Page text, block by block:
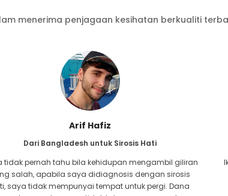
menerima penjagaan kesihatan berkualiti
Arif Hafiz
Dari Bangladesh untuk Sirosis Hati
tidak pernah tahu bila kehidupan mengambil giliran
salah, apabila saya didiagnosis dengan sirosis
saya tidak mempunyai tempat untuk pergi. Dana